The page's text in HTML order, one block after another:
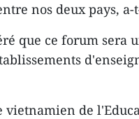
​nos deux pays,
que ​ce forum sera
vietnamien de